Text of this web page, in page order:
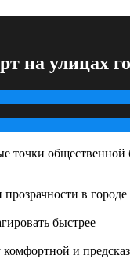
на улицах
общественной
в городе
быстрее
и